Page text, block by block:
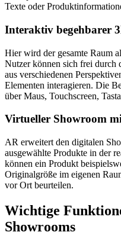
Texte oder
Interaktiv begehbarer
Hier wird der gesamte Raum
Nutzer können sich frei durch
aus verschiedenen
Elementen interagieren. Die
über Maus, Touchscreen,
Virtueller Showroom
AR erweitert den digitalen
ausgewählte Produkte in der
können ein Produkt
Originalgröße im eigenen
vor Ort beurteilen.
Wichtige
Showrooms